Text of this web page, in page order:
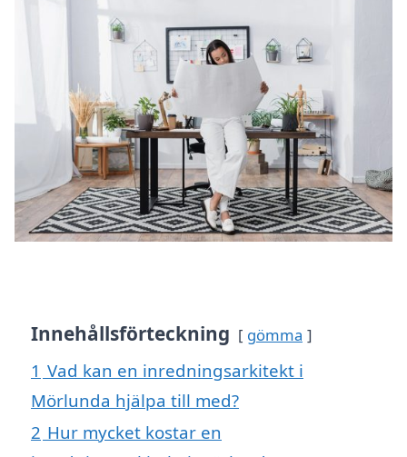
Innehållsförteckning gömma
1 Vad kan en inredningsarkitekt i
Mörlunda hjälpa till med?
2 Hur mycket kostar en